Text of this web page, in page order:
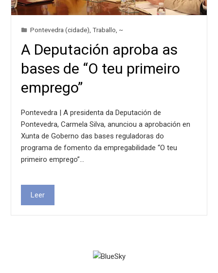
Pontevedra (cidade) ,Traballo ~
A Deputación aproba as
bases de “O teu primeiro
emprego”
Pontevedra | A presidenta da Deputación de
Pontevedra, Carmela Silva, anunciou a aprobación en
Xunta de Goberno das bases reguladoras do
programa de fomento da empregabilidade “O teu
primeiro emprego”…
Leer